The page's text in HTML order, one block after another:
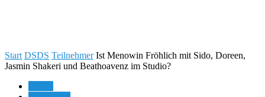
Start DSDS Teilnehmer Ist Menowin Fröhlich mit Sido, Doreen,
Jasmin Shakeri und Beathoavenz im Studio?